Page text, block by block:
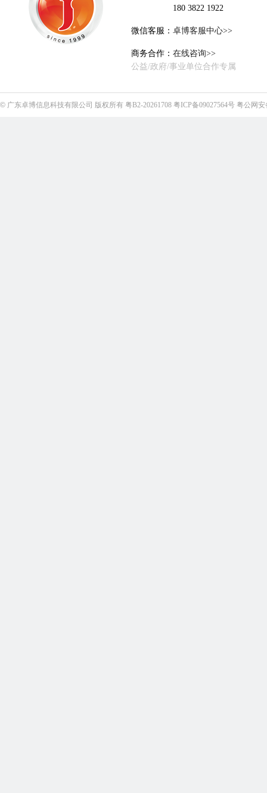
180 3822 1922
微信客服： 卓博客服中心>>
商务合作： 在线咨询>>
公益/政府/事业单位合作专属
© 广东卓博信息科技有限公司 版权所有 粤B2-20261708 粤ICP备09027564号 粤公网安